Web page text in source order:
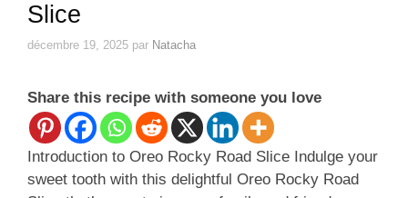
Slice
décembre 19, 2025 par Natacha
Share this recipe with someone you love
Introduction to Oreo Rocky Road Slice Indulge your
sweet tooth with this delightful Oreo Rocky Road